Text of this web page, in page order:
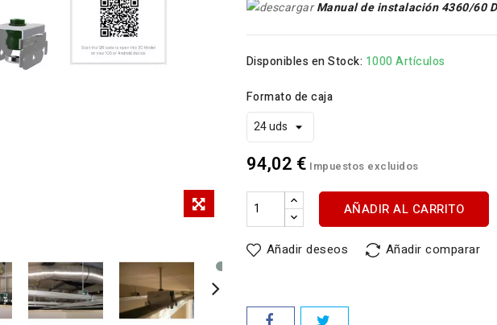
Manual de instalación 4360/60
Disponibles en Stock: 1000 Artículos
Formato de caja
94,02 € Impuestos excluidos
AÑADIR AL CARRITO
Añadir deseos Añadir comparar